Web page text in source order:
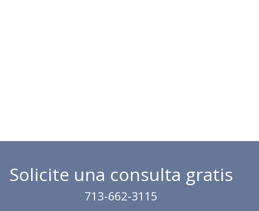
Solicite una consulta gratis
713-662-3115